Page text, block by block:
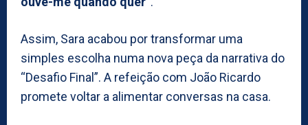
Assim, Sara acabou por transformar uma
simples escolha numa nova peça da narrativa do
“Desafio Final”. A refeição com João Ricardo
promete voltar a alimentar conversas na casa.